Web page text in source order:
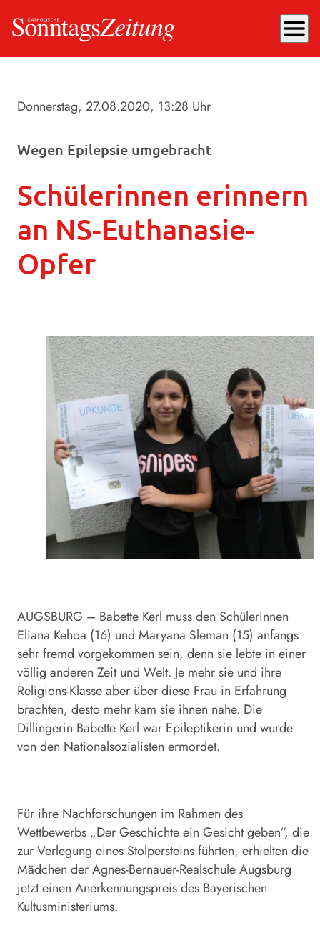
menu
Donnerstag, 27.08.2020, 13:28 Uhr
Wegen Epilepsie umgebracht
Schülerinnen erinnern
an NS-Euthanasie-
Opfer
AUGSBURG – Babette Kerl muss den Schülerinnen
Eliana Kehoa (16) und Maryana Sleman (15) anfangs
sehr fremd vorgekommen sein, denn sie lebte in einer
völlig anderen Zeit und Welt. Je mehr sie und ihre
Religions-Klasse aber über diese Frau in Erfahrung
brachten, desto mehr kam sie ihnen nahe. Die
Dillingerin Babette Kerl war Epileptikerin und wurde
von den Nationalsozialisten ermordet.
Für ihre Nachforschungen im Rahmen des
Wettbewerbs „Der Geschichte ein Gesicht geben“, die
zur Verlegung eines Stolpersteins führten, erhielten die
Mädchen der Agnes-Bernauer-Realschule Augsburg
jetzt einen Anerkennungspreis des Bayerischen
Kultusministeriums.